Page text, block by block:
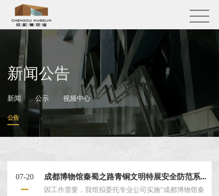
新闻公告
新闻 公示 视频中心
公告
07-20 成都博物馆秦蜀之路青铜文明特展安全防范系...
因工作需要，我馆拟委托专业公司实施“成都博物馆秦